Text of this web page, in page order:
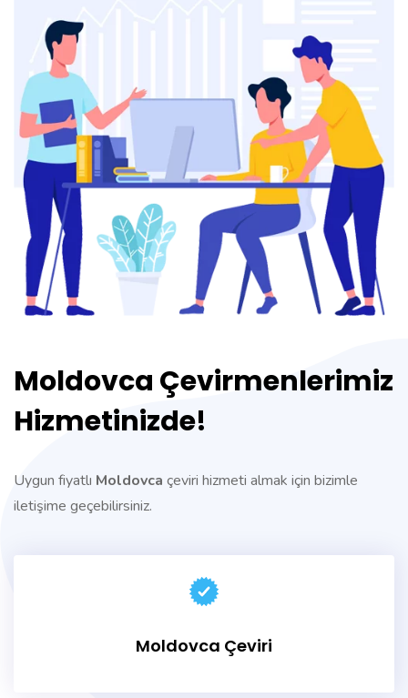
Moldovca Çevirmenlerimiz
Hizmetinizde!
Uygun fiyatlı Moldovca çeviri hizmeti almak için bizimle
iletişime geçebilirsiniz.
Moldovca Çeviri